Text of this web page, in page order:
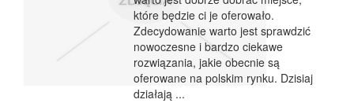
które będzie ci je oferowało.
Zdecydowanie warto jest sprawdzić
nowoczesne i bardzo ciekawe
rozwiązania, jakie obecnie są
oferowane na polskim rynku. Dzisiaj
działają ...